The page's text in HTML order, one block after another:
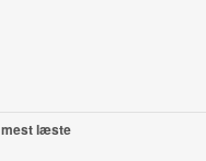
mest læste